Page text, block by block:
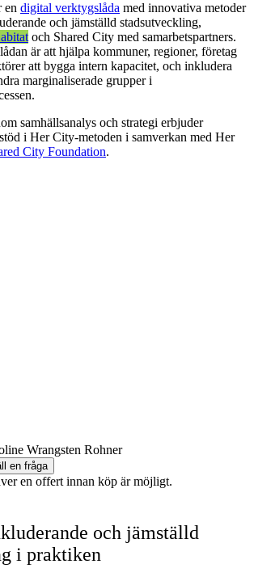
en digital verktygslåda med innovativa metoder
och jämställd stadsutveckling,
och Shared City med samarbetspartners.
är att hjälpa kommuner, regioner, företag
att bygga intern kapacitet, och inkludera
marginaliserade grupper i
samhällsanalys och strategi erbjuder
i Her City-metoden i samverkan med Her
City Foundation.
Wrangsten Rohner
en fråga
en offert innan köp är möjligt.
och jämställd
i praktiken